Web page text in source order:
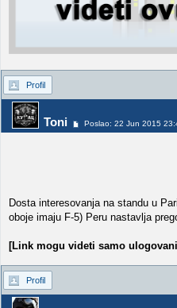
Profil
Toni Poslao: 22 Jun 2015
Dosta interesovanja na standu u
oboje imaju F-5) Peru nastavlja
[Link mogu videti samo
Profil